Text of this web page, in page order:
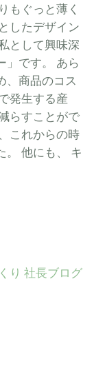
もぐっと薄く
したデザイン
として興味深
」です。 あら
、商品のコス
発生する産
らすことがで
これからの時
。 他にも、 キ
り 社長ブログ